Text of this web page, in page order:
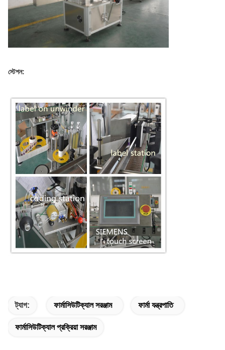
স্টেশন:
ট্যাগ: ফার্মাসিউটিক্যাল সরঞ্জাম ফার্মা যন্ত্রপাতি
ফার্মাসিউটিক্যাল প্রক্রিয়া সরঞ্জাম